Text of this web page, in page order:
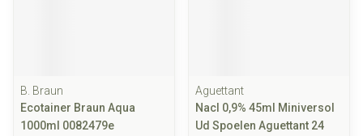
B. Braun
Ecotainer Braun Aqua
1000ml 0082479e
Aguettant
Nacl 0,9% 45ml Miniversol
Ud Spoelen Aguettant 24